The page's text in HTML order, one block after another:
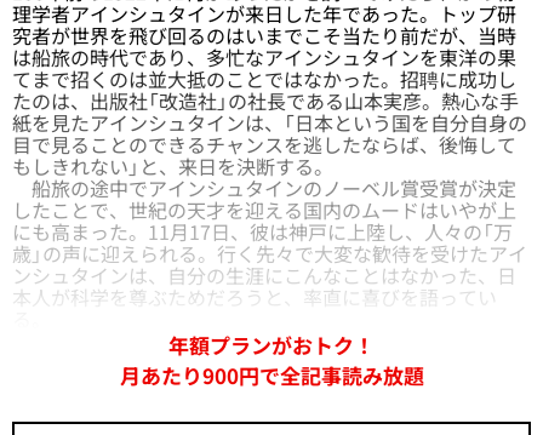
理学者アインシュタインが来日した年であった。トップ研
究者が世界を飛び回るのはいまでこそ当たり前だが、当時
は船旅の時代であり、多忙なアインシュタインを東洋の果
てまで招くのは並大抵のことではなかった。招聘に成功し
たのは、出版社「改造社」の社長である山本実彦。熱心な手
紙を見たアインシュタインは、「日本という国を自分自身の
目で見ることのできるチャンスを逃したならば、後悔して
もしきれない」と、来日を決断する。
船旅の途中でアインシュタインのノーベル賞受賞が決定
したことで、世紀の天才を迎える国内のムードはいやが上
にも高まった。11月17日、彼は神戸に上陸し、人々の「万
歳」の声に迎えられる。行く先々で大変な歓待を受けたアイ
ンシュタインは、自分の生涯にこんなことはなかった、日
本人が科学を尊ぶためだろうと、率直に喜びを語ってい
年額プランがおトク！
月あたり900円で全記事読み放題